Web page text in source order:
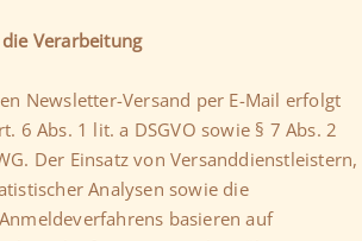
Verarbeitung
Newsletter-Versand per E-Mail erfolgt
6 Abs. 1 lit. a DSGVO sowie § 7 Abs. 2
Der Einsatz von Versanddienstleistern,
Analysen sowie die
basieren auf